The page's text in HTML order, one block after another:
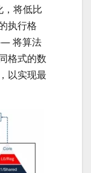
将低比
执行格
将算法
格式的数
以实现最